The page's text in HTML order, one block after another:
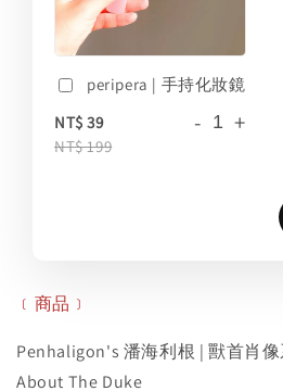
peripera | 手持化妝鏡
NT$ 39
NT$ 199
- +
﹝商品﹞
Penhaligon's 潘海利根 | 獸首肖
About The Duke